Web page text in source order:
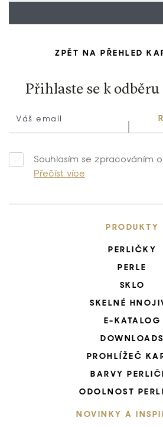
ZPĚT NA PŘEHLED
Přihlaste se k
Souhlasím se zpracováním
Přečíst více
PRODUKTY
PERLIČKY
PERLE
SKLO
SKELNÉ
E-KATALOG
DOWNLOADS
PROHLÍŽEČ
BARVY
ODOLNOST
NOVINKY A